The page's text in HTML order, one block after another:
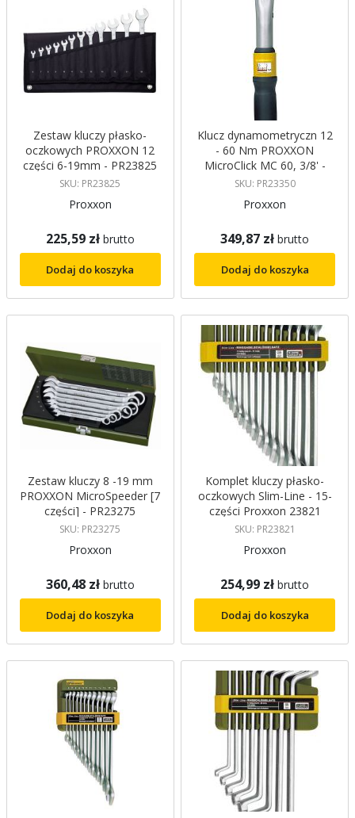
Zestaw kluczy płasko-
oczkowych PROXXON 12
części 6-19mm - PR23825
SKU: PR23825
Proxxon
225,59 zł brutto
Dodaj do koszyka
Klucz dynamometryczn 12
- 60 Nm PROXXON
MicroClick MC 60, 3/8' -
PR23350
SKU: PR23350
Proxxon
349,87 zł brutto
Dodaj do koszyka
Zestaw kluczy 8 -19 mm
PROXXON MicroSpeeder [7
części] - PR23275
SKU: PR23275
Proxxon
360,48 zł brutto
Dodaj do koszyka
Komplet kluczy płasko-
oczkowych Slim-Line - 15-
części Proxxon 23821
SKU: PR23821
Proxxon
254,99 zł brutto
Dodaj do koszyka